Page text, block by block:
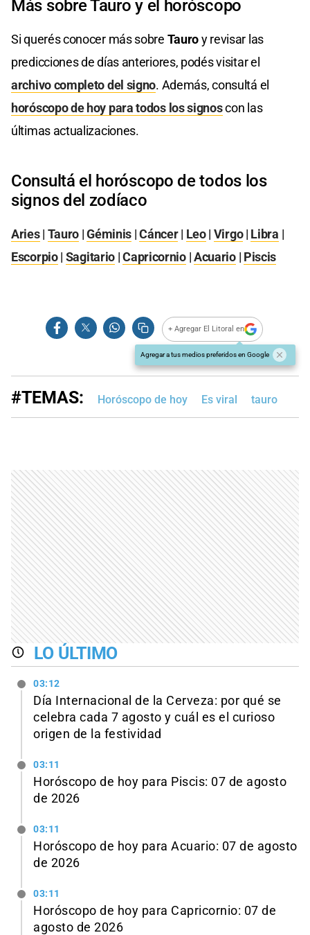
Más sobre Tauro y el horóscopo
Si querés conocer más sobre Tauroy revisar las
predicciones de días anteriores, podés visitar el
archivo completo del signo. Además, consultá el
horóscopo de hoy para todos los signoscon las
últimas actualizaciones.
Consultá el horóscopo de todos los
signos del zodíaco
Aries| Tauro |Géminis |Cáncer| Leo| Virgo| Libra |
Escorpio| Sagitario |Capricornio|Acuario| Piscis
+ Agregar El Litoral en
Agregar a tus medios preferidos en Google
#TEMAS: Horóscopo de hoy Es viral tauro
LO ÚLTIMO
03:12
Día Internacional de la Cerveza: por qué se
celebra cada 7 agosto y cuál es el curioso
origen de la festividad
03:11
Horóscopo de hoy para Piscis: 07 de agosto
de 2026
03:11
Horóscopo de hoy para Acuario: 07 de agosto
de 2026
03:11
Horóscopo de hoy para Capricornio: 07 de
agosto de 2026